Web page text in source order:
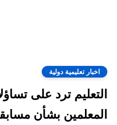
اخبار تعليمية دولية
التعليم ترد على